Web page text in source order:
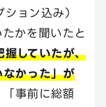
ョン込み）
かを聞いたと
していたが、
なかった」が
事前に総額